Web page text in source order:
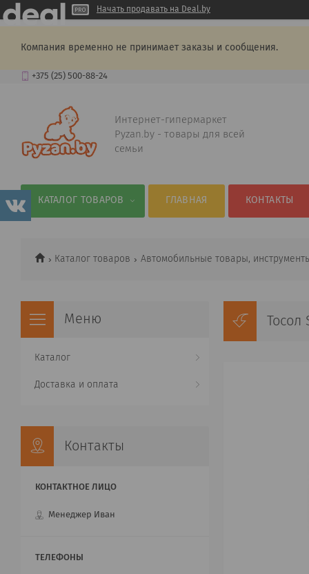
Начать продавать на Deal.by
Компания временно не принимает заказы и сообщения.
+375 (25) 500-88-24
Интернет-гипермаркет
Pyzan.by - товары для всей
семьи
КАТАЛОГ ТОВАРОВ ГЛАВНАЯ КОНТАКТЫ
Каталог товаров Автомобильные товары,
Каталог
Доставка и оплата
Контакты
Менеджер Иван